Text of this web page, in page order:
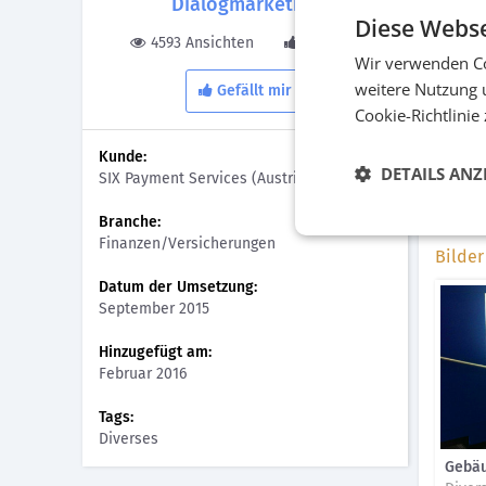
4593 Ansichten 1 Gefällt
Gefällt mir
Kunde:
SIX Payment Services (Austria) GmbH
Branche:
Finanzen/Versicherungen
Datum der Umsetzung:
September 2015
Hinzugefügt am:
Februar 2016
Tags:
Diverses
Aus
auch
und
Bilder
Diese
Wir verwenden
weitere Nutzung
Cookie-Richtlinie
DETAILS